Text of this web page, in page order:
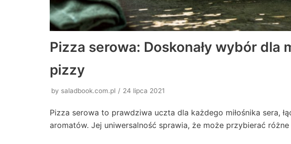
Pizza serowa: Doskonały wybór dla
pizzy
by saladbook.com.pl 24 lipca 2021
Pizza serowa to prawdziwa uczta dla każdego miłośnika sera,
aromatów. Jej uniwersalność sprawia, że może przybierać